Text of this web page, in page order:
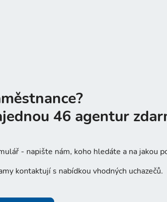
46 agentur
- napište nám, koho hledáte a na jakou
kontaktují s nabídkou vhodných uchazečů.